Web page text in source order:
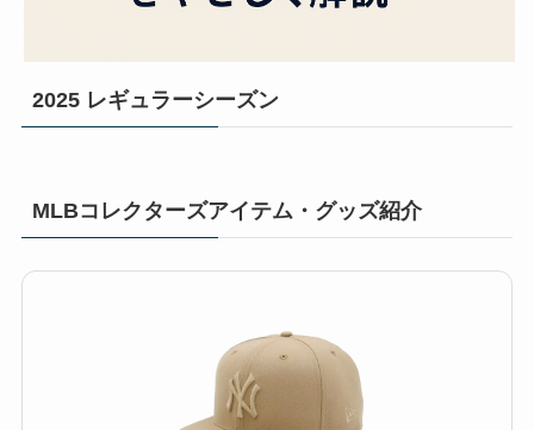
2025 レギュラーシーズン
MLBコレクターズアイテム・グッズ紹介